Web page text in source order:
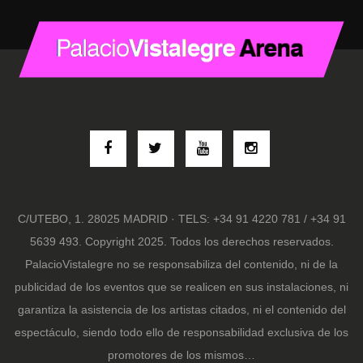
C/UTEBO, 1. 28025 MADRID · TELS: +34 91 4220 781 / +34 91
5639 493. Copyright 2025. Todos los derechos reservados.
PalacioVistalegre no se responsabiliza del contenido, ni de la
publicidad de los eventos que se realicen en sus instalaciones, ni
garantiza la asistencia de los artistas citados, ni el contenido del
espectáculo, siendo todo ello de responsabilidad exclusiva de los
promotores de los mismos…